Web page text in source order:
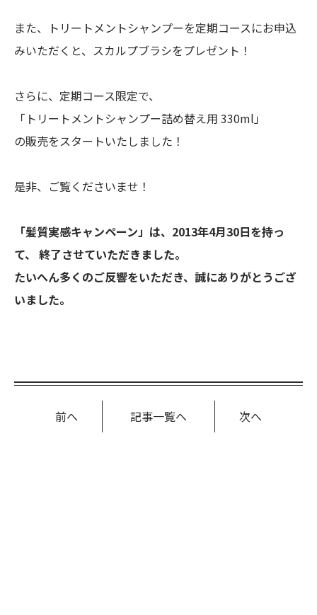
また、トリートメントシャンプーを定期コースにお申込
みいただくと、スカルプブラシをプレゼント！
さらに、定期コース限定で、
「トリートメントシャンプー詰め替え用 330ml」
の販売をスタートいたしました！
是非、ご覧くださいませ！
「髪質実感キャンペーン」は、2013年4月30日を持っ
て、 終了させていただきました。
たいへん多くのご反響をいただき、誠にありがとうござ
いました。
前へ 次へ
記事一覧へ